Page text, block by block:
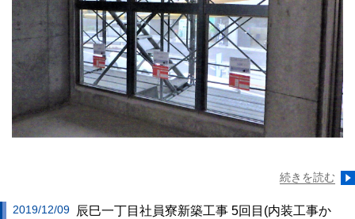
続きを読む
2019/12/09
辰巳一丁目社員寮新築工事 5回目(内装工事か